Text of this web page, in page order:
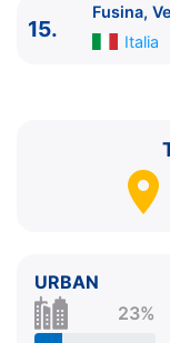
15.
Fusina,
Italia
URBAN
23%